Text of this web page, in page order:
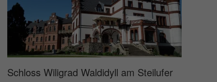
Schloss Wiligrad Waldidyll am Steilufer